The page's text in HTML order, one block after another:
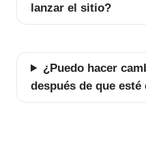
lanzar el sitio?
¿Puedo hacer
después de que